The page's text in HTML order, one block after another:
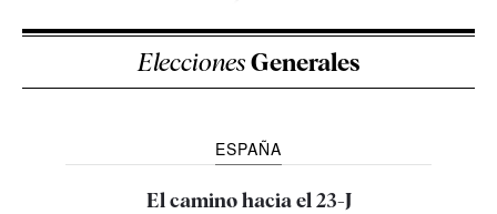
EleccionesGenerales
ESPAÑA
El camino hacia el 23-J